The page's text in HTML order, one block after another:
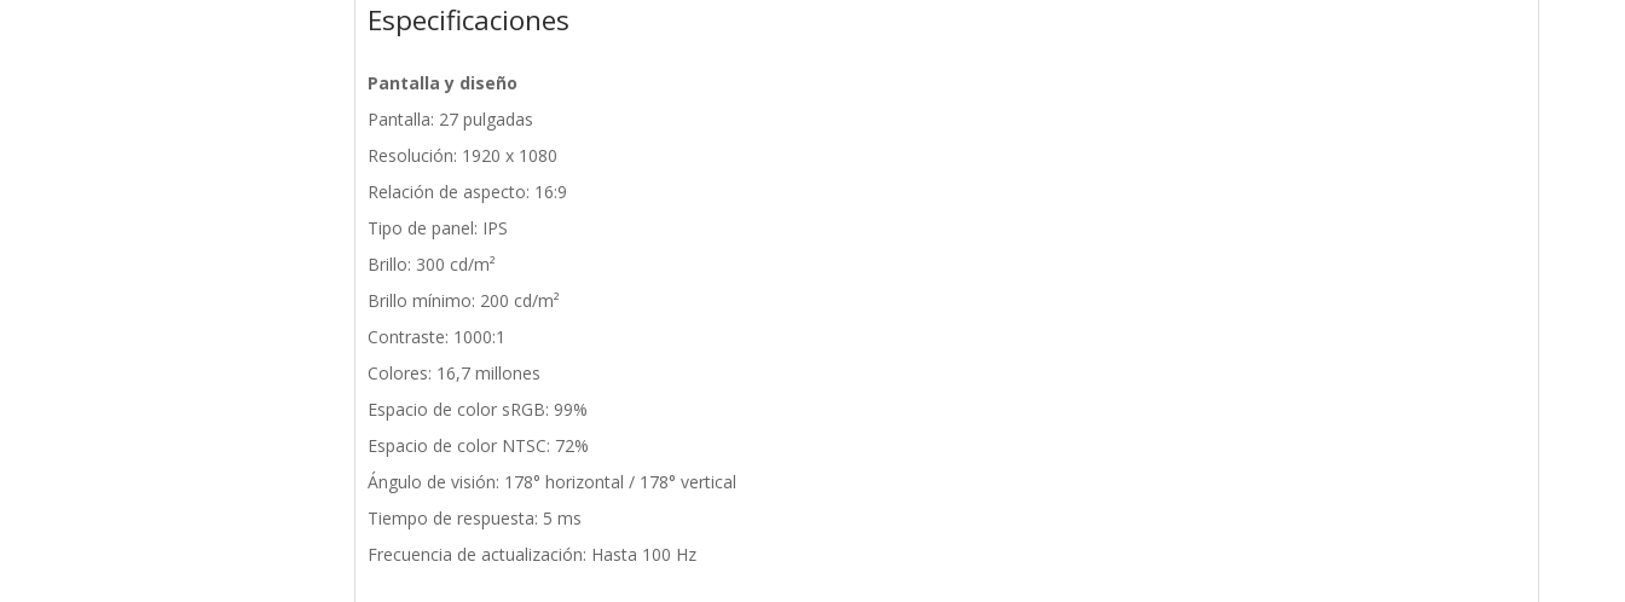
Especificaciones
Pantalla y diseño
Pantalla: 27 pulgadas
Resolución: 1920 x 1080
Relación de aspecto: 16:9
Tipo de panel: IPS
Brillo: 300 cd/m²
Brillo mínimo: 200 cd/m²
Contraste: 1000:1
Colores: 16,7 millones
Espacio de color sRGB: 99%
Espacio de color NTSC: 72%
Ángulo de visión: 178° horizontal / 178° vertical
Tiempo de respuesta: 5 ms
Frecuencia de actualización: Hasta 100 Hz